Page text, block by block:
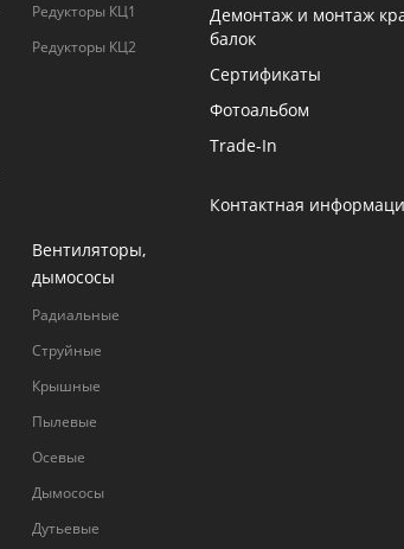
Редукторы КЦ1
Редукторы КЦ2
Вентиляторы,
дымососы
Радиальные
Струйные
Крышные
Пылевые
Осевые
Дымососы
Дутьевые
Демонтаж и монтаж
балок
Сертификаты
Фотоальбом
Trade-In
Контактная